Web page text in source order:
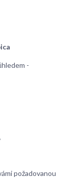
-
požadovanou